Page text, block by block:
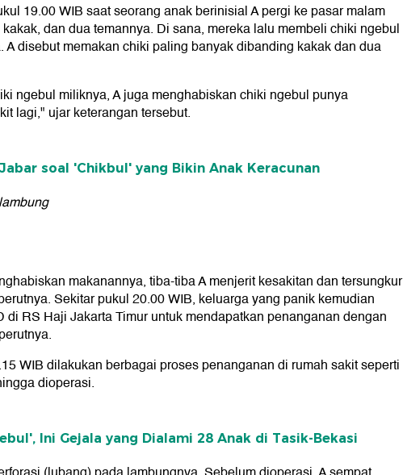
19.00 WIB saat seorang anak berinisial A pergi ke pasar malam
dan dua temannya. Di sana, mereka lalu membeli chiki ngebul
A disebut memakan chiki paling banyak dibanding kakak dan dua
ngebul miliknya, A juga menghabiskan chiki ngebul punya
lagi," ujar keterangan tersebut.
soal 'Chikbul' yang Bikin Anak Keracunan
makanannya, tiba-tiba A menjerit kesakitan dan tersungkur
Sekitar pukul 20.00 WIB, keluarga yang panik kemudian
di RS Haji Jakarta Timur untuk mendapatkan penanganan dengan
WIB dilakukan berbagai proses penanganan di rumah sakit seperti
dioperasi.
Ini Gejala yang Dialami 28 Anak di Tasik-Bekasi